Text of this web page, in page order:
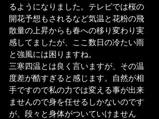
るようになりました。テレビでは桜の
開花予想もされるなど気温と花粉の飛
散量の上昇からも春への移り変わり実
感してましたが、ここ数日の冷たい雨
と強風には困りますね。
三寒四温とは良く言いますが、その温
度差が酷すぎると感じます。自然が相
手ですので私の力では変える事が出来
ませんので身を任せるしかないのです
が、段々と身体がついていけません